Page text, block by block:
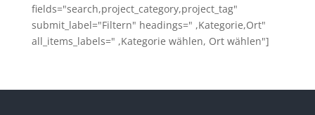
fields="search,project_category,project_tag"
submit_label="Filtern" headings=" ,Kategorie,Ort"
all_items_labels=" ,Kategorie wählen, Ort wählen"]